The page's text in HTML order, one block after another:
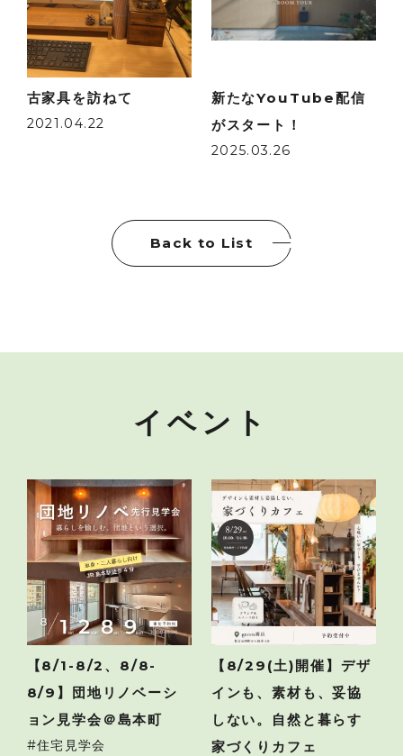
古家具を訪ねて
2021.04.22
新たなYouTube配信
がスタート！
2025.03.26
Back to List
イベント
【8/1-8/2、8/8-
8/9】団地リノベーシ
ョン見学会＠島本町
住宅見学会
【8/29(土)開催】デザ
インも、素材も、妥協
しない。自然と暮らす
家づくりカフェ